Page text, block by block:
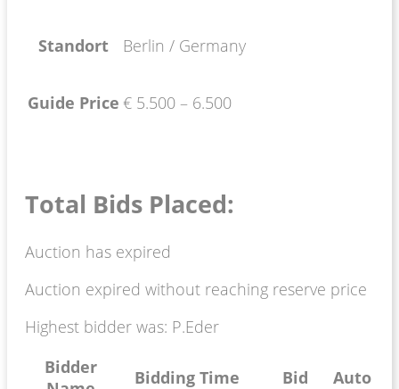
Standort Berlin / Germany
Guide Price € 5.500 – 6.500
Total Bids Placed:
Auction has expired
Auction expired without reaching reserve price
Highest bidder was: P.Eder
Bidder
Bidding Time Bid Auto